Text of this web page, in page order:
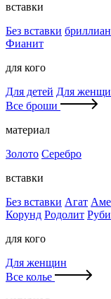
вставки
Без вставки
Фианит
для кого
Для детей Для
Все броши
материал
Золото Серебро
вставки
Без вставки Агат
Корунд Родолит
для кого
Для женщин
Все колье